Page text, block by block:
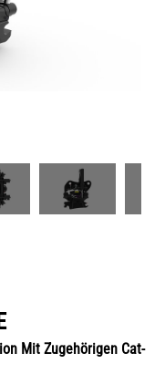
Mit Zugehörigen Cat-